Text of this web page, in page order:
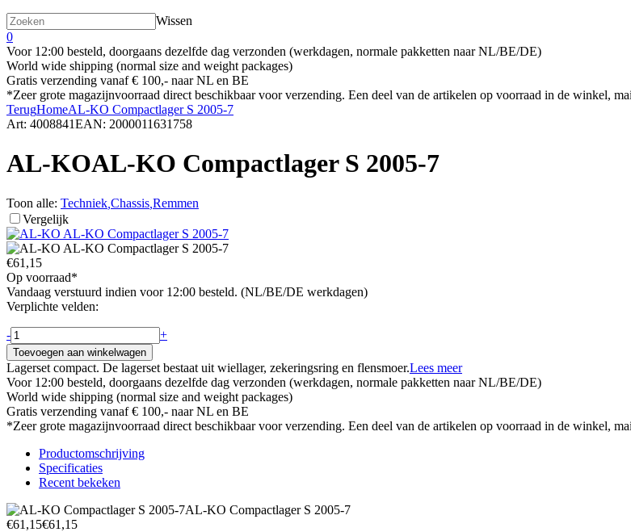
Wissen
0
Voor 12:00 besteld, doorgaans dezelfde dag verzonden (werkdagen, normale pakketten naar NL/BE/DE)
World wide shipping (normal size and weight packages)
Gratis verzending vanaf € 100,- naar NL en BE
*Zeer grote magazijnvoorraad direct beschikbaar voor verzending. Een deel van de artikelen op voorraad in de winkel,
TerugHomeAL-KO Compactlager S 2005-7
Art: 4008841EAN: 2000011631758
AL-KOAL-KO Compactlager S 2005-7
Toon alle: Techniek Chassis Remmen
Vergelijk
€61,15
Op voorraad*
Vandaag verstuurd indien voor 12:00 besteld. (NL/BE/DE werkdagen)
Verplichte velden:
- +
Toevoegen aan winkelwagen
Lagerset compact. De lagerset bestaat uit wiellager, zekeringsring en flensmoer.Lees meer
Voor 12:00 besteld, doorgaans dezelfde dag verzonden (werkdagen, normale pakketten naar NL/BE/DE)
World wide shipping (normal size and weight packages)
Gratis verzending vanaf € 100,- naar NL en BE
*Zeer grote magazijnvoorraad direct beschikbaar voor verzending. Een deel van de artikelen op voorraad in de winkel,
Productomschrijving
Specificaties
Recent bekeken
AL-KO Compactlager S 2005-7
€61,15€61,15